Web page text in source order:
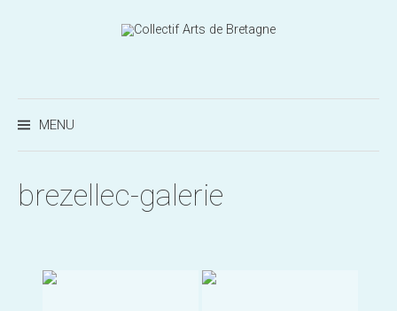
MENU
brezellec-galerie